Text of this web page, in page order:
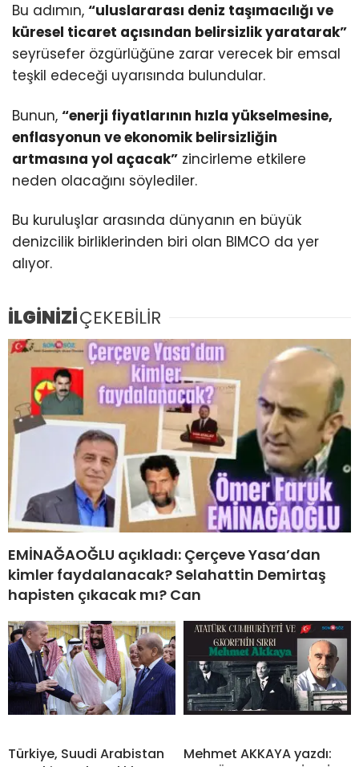
Bu adımın, “uluslararası deniz taşımacılığı ve
küresel ticaret açısından belirsizlik yaratarak”
seyrüsefer özgürlüğüne zarar verecek bir emsal
teşkil edeceği uyarısında bulundular.
Bunun, “enerji fiyatlarının hızla yükselmesine,
enflasyonun ve ekonomik belirsizliğin
artmasına yol açacak” zincirleme etkilere
neden olacağını söylediler.
Bu kuruluşlar arasında dünyanın en büyük
denizcilik birliklerinden biri olan BIMCO da yer
alıyor.
İLGİNİZİÇEKEBİLİR
EMİNAĞAOĞLU açıkladı: Çerçeve Yasa’dan
kimler faydalanacak? Selahattin Demirtaş
hapisten çıkacak mı? Can
Türkiye, Suudi Arabistan
Mehmet AKKAYA yazdı: